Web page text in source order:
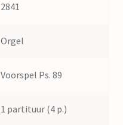
2841
Orgel
Voorspel Ps. 89
1 partituur (4 p.)